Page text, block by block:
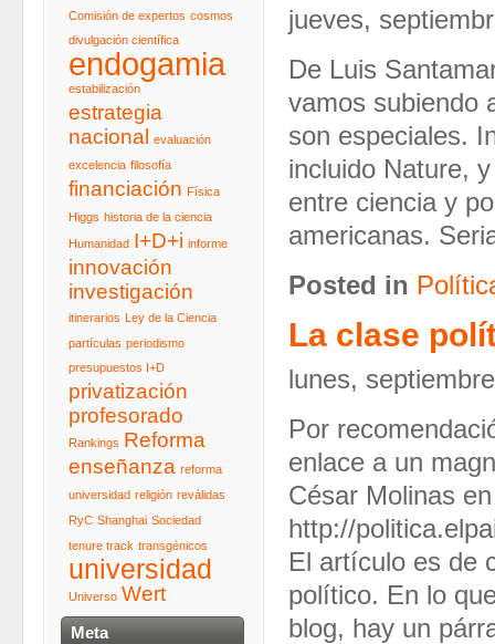
jueves,
De Luis
vamos subiendo
son especiales.
incluido Nature,
entre ciencia y
americanas.
Posted in
La clase
lunes,
Por
enlace a un
César Molinas
http://
El artículo es de
político. En lo
blog, hay un
Comisión de expertos cosmos
divulgación científica
endogamia
estabilización
estrategia
nacional
evaluación
excelencia filosofía
financiación Física
Higgs historia de la ciencia
Humanidad I+D+i informe
innovación
investigación
itinerarios Ley de la Ciencia
partículas periodismo
presupuestos I+D
privatización
profesorado
Rankings Reforma
enseñanza reforma
universidad religión reválidas
RyC Shanghai Sociedad
tenure track transgénicos
universidad
Universo Wert
Meta